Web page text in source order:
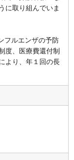
に取り組んでいま
フルエンザの予防
度、医療費還付制
より、年１回の長